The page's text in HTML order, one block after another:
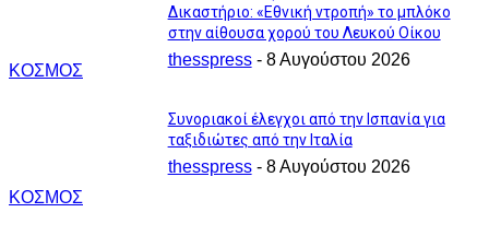
ΚΟΣΜΟΣ
Δικαστήριο: «Εθνική ντροπή» το μπλόκο
στην αίθουσα χορού του Λευκού Οίκου
thesspress - 8 Αυγούστου 2026
ΚΟΣΜΟΣ
Συνοριακοί έλεγχοι από την Ισπανία για
ταξιδιώτες από την Ιταλία
thesspress - 8 Αυγούστου 2026